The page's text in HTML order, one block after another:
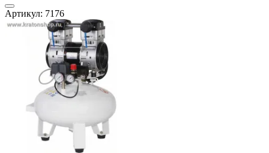
Артикул: 7176